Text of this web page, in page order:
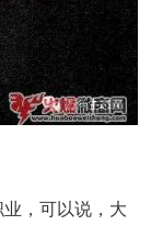
，可以说，大